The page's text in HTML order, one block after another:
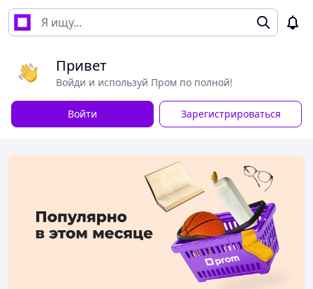
Привет
Войди и используй Пром по полной!
Войти Зарегистрироваться